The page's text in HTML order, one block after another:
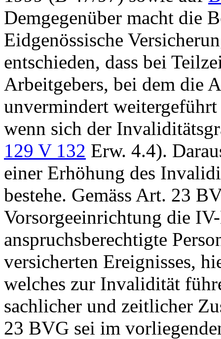
Demgegenüber macht die
Eidgenössische
entschieden, dass bei
Arbeitgebers, bei dem die
unvermindert
wenn sich der
129 V 132 Erw. 4.4).
einer Erhöhung des
bestehe. Gemäss Art. 23
Vorsorgeeinrichtung die
anspruchsberechtigte
versicherten Ereignisses,
welches zur Invalidität
sachlicher und zeitlicher
23 BVG sei im